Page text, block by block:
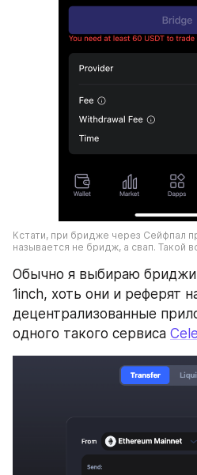
Кстати, при бридже через Сейфпал
называется не бридж, а свап. Такой
Обычно я выбираю
1inch, хоть они и реферят
децентрализованные
одного такого сервиса